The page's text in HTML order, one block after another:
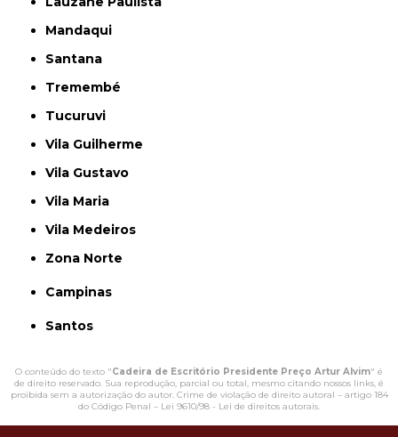
Mandaqui
Santana
Tremembé
Tucuruvi
Vila Guilherme
Vila Gustavo
Vila Maria
Vila Medeiros
Zona Norte
Campinas
Santos
O conteúdo do texto "Cadeira de Escritório Presidente Preço Artur Alvim" é
de direito reservado. Sua reprodução, parcial ou total, mesmo citando nossos links, é
proibida sem a autorização do autor. Crime de violação de direito autoral – artigo 184
do Código Penal – Lei 9610/98 - Lei de direitos autorais.